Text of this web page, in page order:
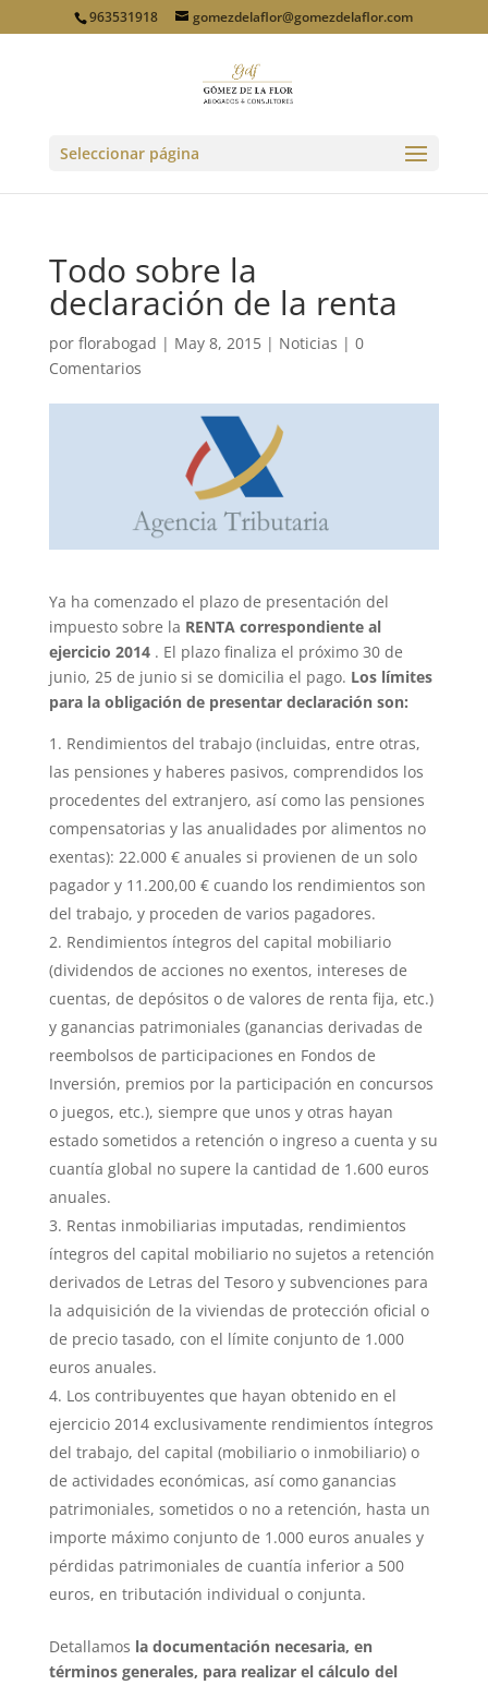
963531918 gomezdelaflor@gomezdelaflor.com
Seleccionar página
Todo sobre la
declaración de la renta
por florabogad | May 8, 2015| Noticias | 0
Comentarios
Ya ha comenzado el plazo de presentación del
impuesto sobre la RENTA correspondiente al
ejercicio 2014. El plazo finaliza el próximo 30 de
junio, 25 de junio si se domicilia el pago. Los límites
para la obligación de presentar declaración son:
Rendimientos del trabajo (incluidas, entre otras,
las pensiones y haberes pasivos, comprendidos los
procedentes del extranjero, así como las pensiones
compensatorias y las anualidades por alimentos no
exentas): 22.000 € anuales si provienen de un solo
pagador y 11.200,00 € cuando los rendimientos son
del trabajo, y proceden de varios pagadores.
Rendimientos íntegros del capital mobiliario
(dividendos de acciones no exentos, intereses de
cuentas, de depósitos o de valores de renta fija, etc.)
y ganancias patrimoniales (ganancias derivadas de
reembolsos de participaciones en Fondos de
Inversión, premios por la participación en concursos
o juegos, etc.), siempre que unos y otras hayan
estado sometidos a retención o ingreso a cuenta y su
cuantía global no supere la cantidad de 1.600 euros
anuales.
Rentas inmobiliarias imputadas, rendimientos
íntegros del capital mobiliario no sujetos a retención
derivados de Letras del Tesoro y subvenciones para
la adquisición de la viviendas de protección oficial o
de precio tasado, con el límite conjunto de 1.000
euros anuales.
Los contribuyentes que hayan obtenido en el
ejercicio 2014 exclusivamente rendimientos íntegros
del trabajo, del capital (mobiliario o inmobiliario) o
de actividades económicas, así como ganancias
patrimoniales, sometidos o no a retención, hasta un
importe máximo conjunto de 1.000 euros anuales y
pérdidas patrimoniales de cuantía inferior a 500
euros, en tributación individual o conjunta.
Detallamos la documentación necesaria, en
términos generales, para realizar el cálculo del